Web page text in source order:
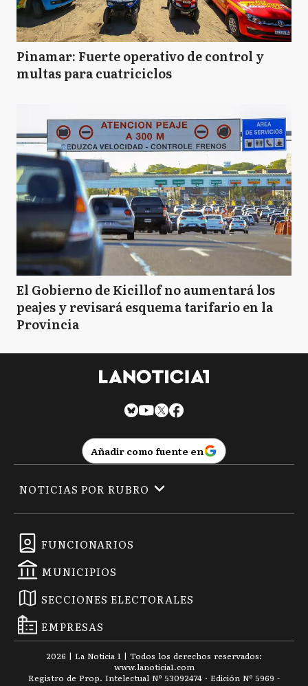
Pinamar: Fuerte operativo de control y
multas para cuatriciclos
El Gobierno de Kicillof no aumentará los
peajes y revisará esquema tarifario en la
Provincia
Añadir como fuente en
FUNCIONARIOS
MUNICIPIOS
SECCIONES ELECTORALES
EMPRESAS
NOTICIAS POR RUBRO
2026 | La Noticia 1 | Todos los derechos reservados:
www.lanoticia1.com
Registro de Prop. Intelectual Nº 53092474 · Edición Nº 5969 -